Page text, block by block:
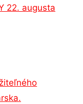
22. augusta